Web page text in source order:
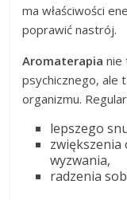
ma właściwości
poprawić nastrój.
Aromaterapia nie
psychicznego, ale
organizmu.
lepszego
zwiększenia
wyzwania,
radzenia